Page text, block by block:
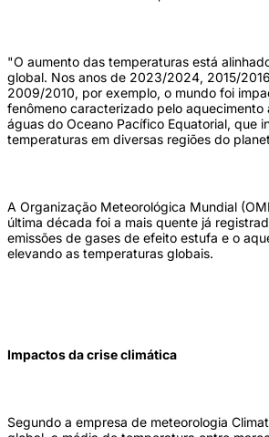
"O aumento das temperaturas está
global. Nos anos de 2023/2024, 2015/
2009/2010, por exemplo, o mundo foi
fenômeno caracterizado pelo aquecimento
águas do Oceano Pacífico Equatorial, que
temperaturas em diversas regiões do
A Organização Meteorológica Mundial
última década foi a mais quente já
emissões de gases de efeito estufa e o
elevando as temperaturas globais.
Impactos da crise climática
Segundo a empresa de meteorologia